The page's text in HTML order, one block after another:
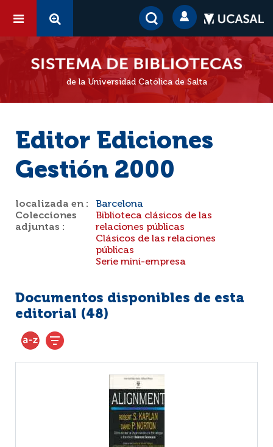
de la Universidad Católica de Salta
Editor Ediciones
Gestión 2000
localizada en :
Barcelona
Colecciones
adjuntas :
Biblioteca clásicos de las
relaciones públicas
Clásicos de las relaciones
públicas
Serie mini-empresa
Documentos disponibles de esta
editorial (48)